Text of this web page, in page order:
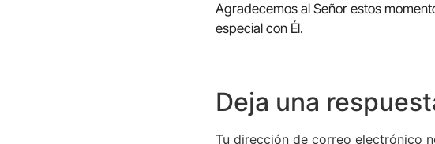
Agradecemos al Señor estos
especial con Él.
Deja una
Tu dirección de correo electrónico